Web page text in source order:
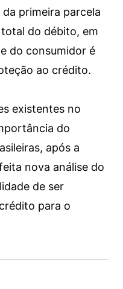
primeira parcela
do débito, em
do consumidor é
ao crédito.
existentes no
do
após a
nova análise do
de ser
para o